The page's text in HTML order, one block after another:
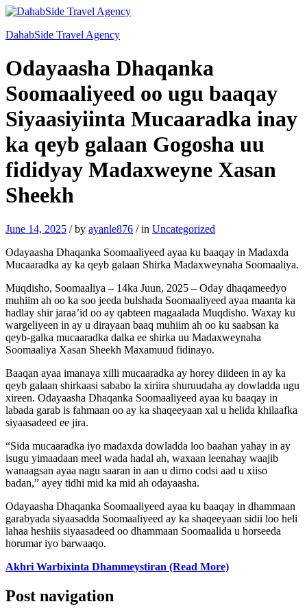
DahabSide Travel Agency
Odayaasha Dhaqanka
Soomaaliyeed oo ugu baaqay
Siyaasiyiinta Mucaaradka inay
ka qeyb galaan Gogosha uu
fididyay Madaxweyne Xasan
Sheekh
June 14, 2025 /by ayanle876 /in Uncategorized
Odayaasha Dhaqanka Soomaaliyeed ayaa ku baaqay in Madaxda
Mucaaradka ay ka qeyb galaan Shirka Madaxweynaha Soomaaliya.
Muqdisho, Soomaaliya – 14ka Juun, 2025 – Oday dhaqameedyo
muhiim ah oo ka soo jeeda bulshada Soomaaliyeed ayaa maanta ka
hadlay shir jaraa’id oo ay qabteen magaalada Muqdisho. Waxay ku
wargeliyeen in ay u dirayaan baaq muhiim ah oo ku saabsan ka
qeyb-galka mucaaradka dalka ee shirka uu Madaxweynaha
Soomaaliya Xasan Sheekh Maxamuud fidinayo.
Baaqan ayaa imanaya xilli mucaaradka ay horey diideen in ay ka
qeyb galaan shirkaasi sababo la xiriira shuruudaha ay dowladda ugu
xireen. Odayaasha Dhaqanka Soomaaliyeed ayaa ku baaqay in
labada garab is fahmaan oo ay ka shaqeeyaan xal u helida khilaafka
siyaasadeed ee jira.
“Sida mucaaradka iyo madaxda dowladda loo baahan yahay in ay
isugu yimaadaan meel wada hadal ah, waxaan leenahay waajib
wanaagsan ayaa nagu saaran in aan u dirno codsi aad u xiiso
badan,” ayey tidhi mid ka mid ah odayaasha.
Odayaasha Dhaqanka Soomaaliyeed ayaa ku baaqay in dhammaan
garabyada siyaasadda Soomaaliyeed ay ka shaqeeyaan sidii loo heli
lahaa heshiis siyaasadeed oo dhammaan Soomaalida u horseeda
horumar iyo barwaaqo.
Akhri Warbixinta Dhammeystiran (Read More)
Post navigation